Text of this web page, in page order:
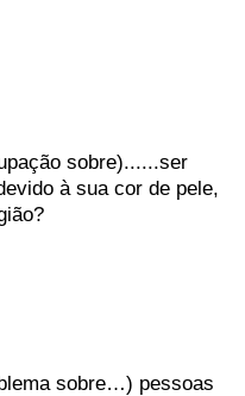
sobre)......ser
à sua cor de pele,
sobre…) pessoas